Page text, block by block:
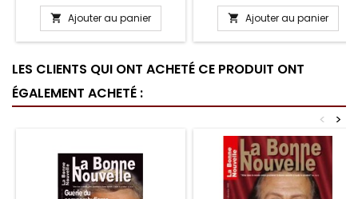
 Ajouter au panier  Ajouter au panier
LES CLIENTS QUI ONT ACHETÉ CE PRODUIT ONT
ÉGALEMENT ACHETÉ :
>
<